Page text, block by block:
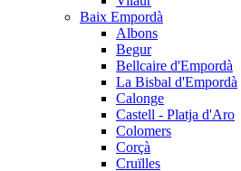
Baix Empordà
Albons
Begur
Bellcaire d'Empordà
La Bisbal d'Empordà
Calonge
Castell - Platja d'Aro
Colomers
Corçà
Cruïlles